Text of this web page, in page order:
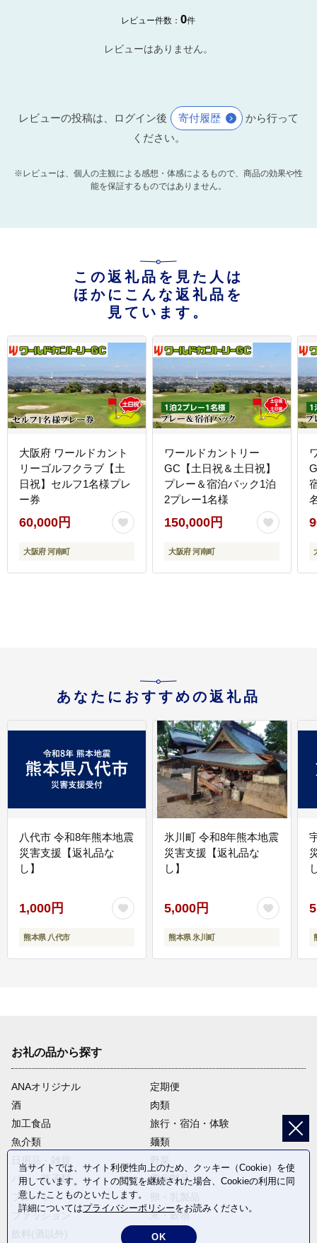
レビュー件数：0件
レビューはありません。
レビューの投稿は、ログイン後 寄付履歴
から行って
ください。
※レビューは、個人の主観による感想・体感によるもので、商品の効果や性
能を保証するものではありません。
この返礼品を見た人は
ほかにこんな返礼品を
見ています。
大阪府 ワールドカント
リーゴルフクラブ【土
日祝】セルフ1名様プレ
ー券
60,000円
大阪府 河南町
ワールドカントリー
GC【土日祝＆土日祝】
プレー＆宿泊パック1泊
2プレー1名様
150,000円
大阪府 河南町
あなたにおすすめの返礼品
八代市 令和8年熊本地震
災害支援【返礼品な
し】
1,000円
熊本県 八代市
氷川町 令和8年熊本地震
災害支援【返礼品な
し】
5,000円
熊本県 氷川町
お礼の品から探す
ANAオリジナル
定期便
酒
肉類
加工食品
旅行・宿泊・体験
魚介類
麺類
日用品・雑貨
野菜
パン・菓子類
電化製品
フルーツ
ファッション
米・穀物
返礼品なし
当サイトでは、サイト利便性向上のため、クッキー（Cookie）を使
用しています。サイトの閲覧を継続された場合、Cookieの利用に同
意したことものといたします。
詳細についてはプライバシーポリシーをお読みください。
OK